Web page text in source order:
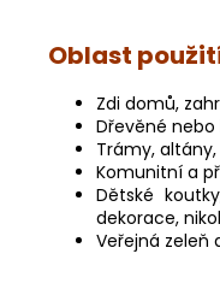
Oblast
Zdi domů,
Dřevěné
Trámy,
Komunitní a
Dětské
dekorace,
Veřejná zeleň